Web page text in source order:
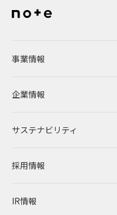
事業情報
事業情報トップ
事業概要
レノバの強み
発電所・蓄電所一覧
企業情報
企業情報トップ
会社概要・アクセス
CEOメッセージ
サステナビリティ
サステナビリティトップ
理念・ポリシー
採用情報
採用情報トップ
IR情報